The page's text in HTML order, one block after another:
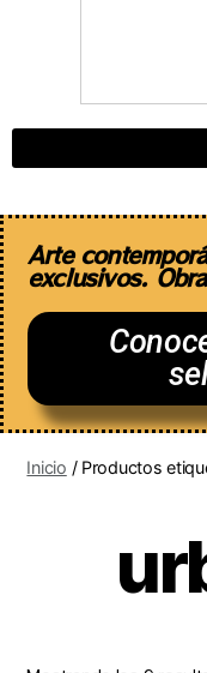
Arte
exclusivos.
Inicio / Productos